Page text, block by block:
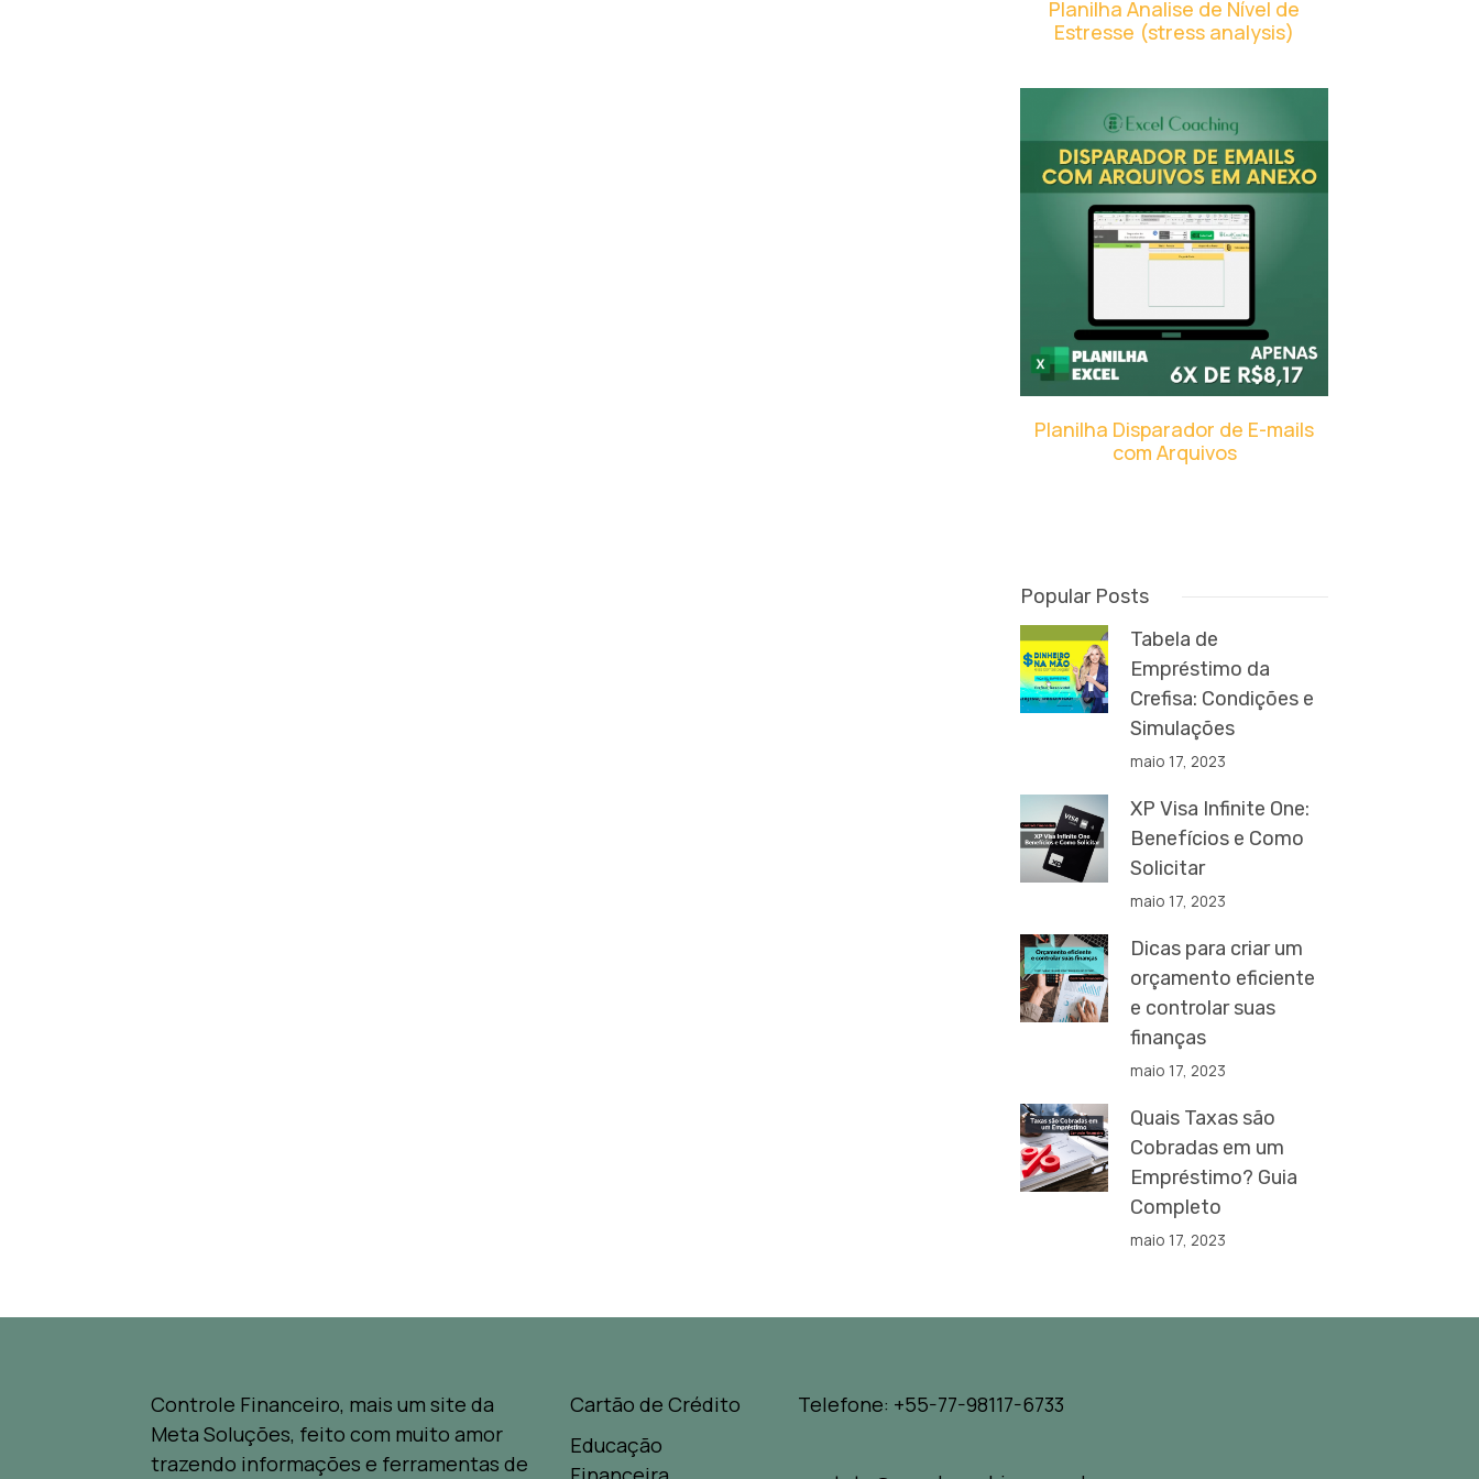
Planilha Analise de Nível de
Estresse (stress analysis)
Planilha Disparador de E-mails
com Arquivos
Popular Posts
Tabela de
Empréstimo da
Crefisa: Condições e
Simulações
maio 17, 2023
XP Visa Infinite One:
Benefícios e Como
Solicitar
maio 17, 2023
Dicas para criar um
orçamento eficiente
e controlar suas
finanças
maio 17, 2023
Quais Taxas são
Cobradas em um
Empréstimo? Guia
Completo
maio 17, 2023
Controle Financeiro, mais um site da
Meta Soluções, feito com muito amor
trazendo informações e ferramentas de
Cartão de Crédito
Educação
Telefone: +55-77-98117-6733